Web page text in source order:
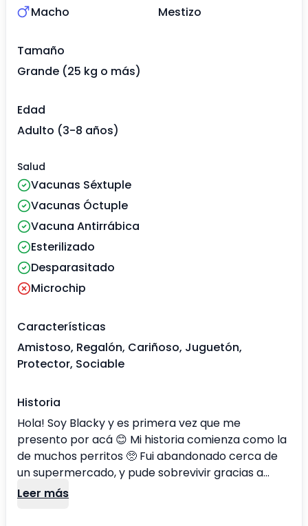
Macho
Mestizo
Tamaño
Grande (25 kg o más)
Edad
Adulto (3-8 años)
Salud
Vacunas Séxtuple
Vacunas Óctuple
Vacuna Antirrábica
Esterilizado
Desparasitado
Microchip
Características
Amistoso, Regalón, Cariñoso, Juguetón,
Protector, Sociable
Historia
Hola! Soy Blacky y es primera vez que me
presento por acá 😊 Mi historia comienza como la
de muchos perritos 🥺 Fui abandonado cerca de
un supermercado, y pude sobrevivir gracias a
algunas personas que me veían al salir y me
Leer más